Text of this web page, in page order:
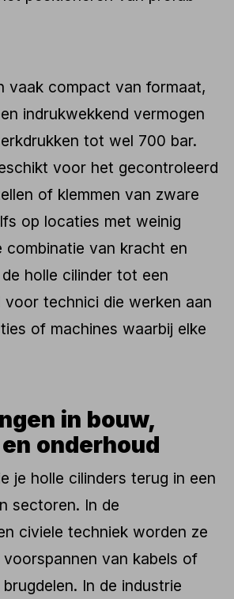
vaak compact van formaat,
indrukwekkend vermogen
tot wel 700 bar.
voor het gecontroleerd
of klemmen van zware
op locaties met weinig
combinatie van kracht en
holle cilinder tot een
voor technici die werken aan
of machines waarbij elke
in bouw,
onderhoud
je holle cilinders terug in een
sectoren. In de
civiele techniek worden ze
van kabels of
In de industrie